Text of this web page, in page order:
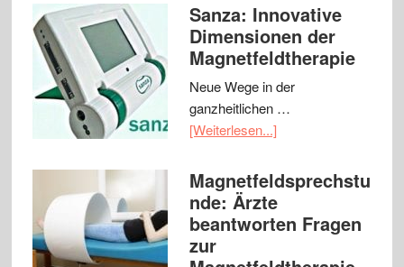
Sanza: Innovative
Dimensionen der
Magnetfeldtherapie
Neue Wege in der
ganzheitlichen …
[Weiterlesen...]
Magnetfeldsprechstu
nde: Ärzte
beantworten Fragen
zur